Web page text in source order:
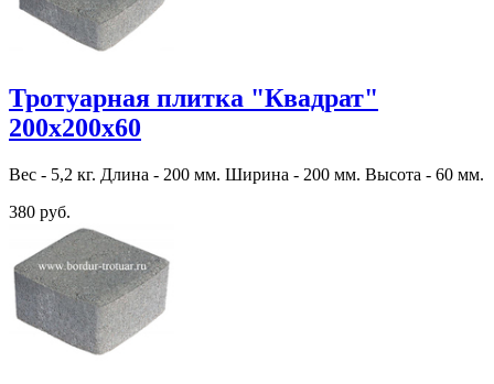
Тротуарная плитка "Квадрат"
200х200х60
Вес - 5,2 кг. Длина - 200 мм. Ширина - 200 мм. Высота - 60 мм.
380 руб.